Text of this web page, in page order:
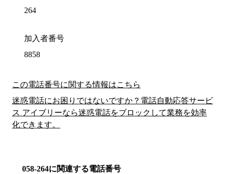
264
加入者番号
8858
この電話番号に関する情報はこちら
迷惑電話にお困りではないですか？電話自動応答サービ
ス アイブリーなら迷惑電話をブロックして業務を効率
化できます。
058-264に関連する電話番号